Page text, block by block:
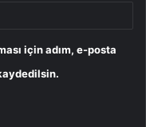
için adım, e-posta